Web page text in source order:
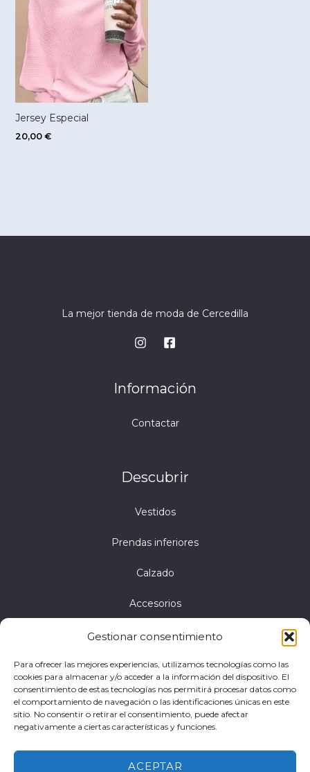
Gestionar consentimiento
Para ofrecer las mejores experiencias, utilizamos tecnologías como las
cookies para almacenar y/o acceder a la información del dispositivo. El
consentimiento de estas tecnologías nos permitirá procesar datos como
el comportamiento de navegación o las identificaciones únicas en este
sitio. No consentir o retirar el consentimiento, puede afectar
negativamente a ciertas características y funciones.
ACEPTAR
Jersey Especial
20,00 €
La mejor tienda de moda de Cercedilla
Información
Contactar
Descubrir
Vestidos
Prendas inferiores
Calzado
Accesorios
Política de privacidad
Política de cookies